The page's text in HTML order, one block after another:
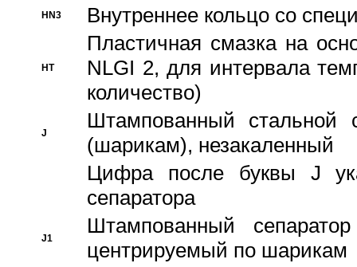
HN3 Внутреннее кольцо со
HT
Пластичная смазка на
NLGI 2, для интервала
количество)
J
Штампованный стальной
(шарикам), незакаленный
Цифра после буквы J
сепаратора
J1
Штампованный
центрируемый по шарикам